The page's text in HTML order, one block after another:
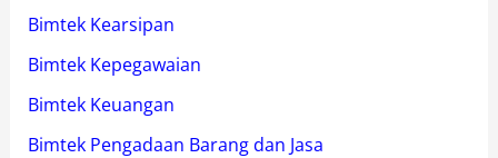
Bimtek Kearsipan
Bimtek Kepegawaian
Bimtek Keuangan
Bimtek Pengadaan Barang dan Jasa